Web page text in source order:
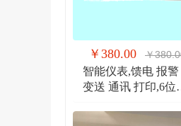
￥380.00 ￥
智能仪表,馈电 报警
变送 通讯 打印,6位